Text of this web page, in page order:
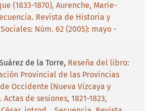
(1833-1870), Aurenche, Marie-
Revista de Historia y
Núm. 62 (2005): mayo -
de la Torre, Reseña del libro:
Provincial de las Provincias
Occidente (Nueva Vizcaya y
Actas de sesiones, 1821-1823,